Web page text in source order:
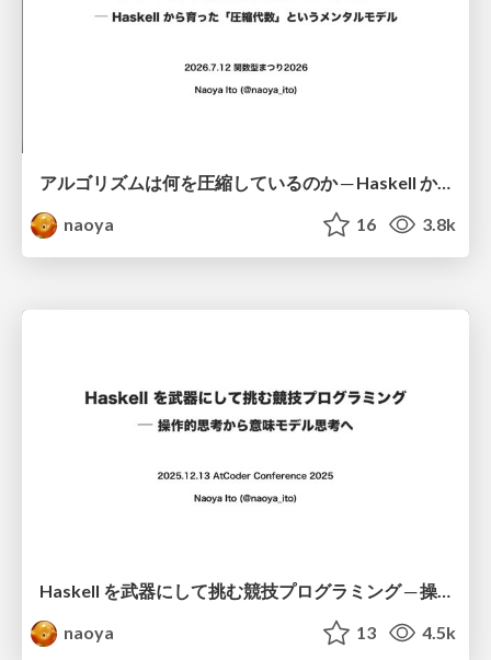
アルゴリズムは何を圧縮しているのか ─ Haskell から育った「圧縮代数」というメンタルモデル
naoya
16 3.8k
naoya
13 4.5k